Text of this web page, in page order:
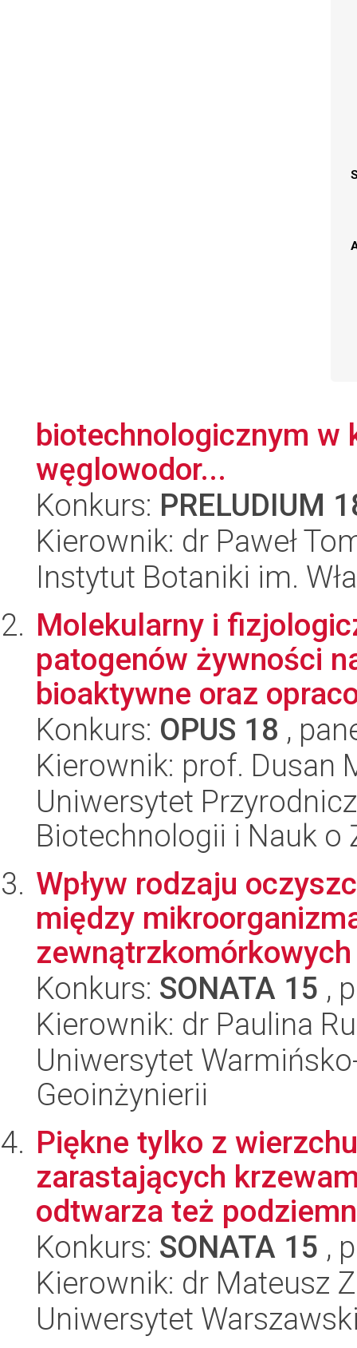
biotechnologicznym w
węglowodor...
Konkurs: PRELUDIUM
Kierownik: dr Paweł
Instytut Botaniki im.
Molekularny i
patogenów żywności
bioaktywne oraz
Konkurs: OPUS 18 ,
Kierownik: prof. Dusan
Uniwersytet
Biotechnologii i Nauk o
Wpływ rodzaju
między
Konkurs: SONATA 15 ,
Kierownik: dr Paulina
Uniwersytet
Geoinżynierii
Piękne tylko z
zarastających
odtwarza też
Konkurs: SONATA 15 ,
Kierownik: dr Mateusz
Uniwersytet